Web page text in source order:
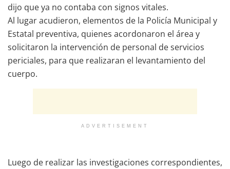
dijo que ya no contaba con signos vitales.
Al lugar acudieron, elementos de la Policía Municipal y
Estatal preventiva, quienes acordonaron el área y
solicitaron la intervención de personal de servicios
periciales, para que realizaran el levantamiento del
cuerpo.
ADVERTISEMENT
Luego de realizar las investigaciones correspondientes,